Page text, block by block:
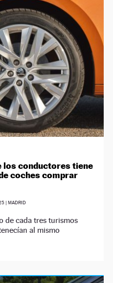
los conductores tiene
coches comprar
| MADRID
de cada tres turismos
al mismo